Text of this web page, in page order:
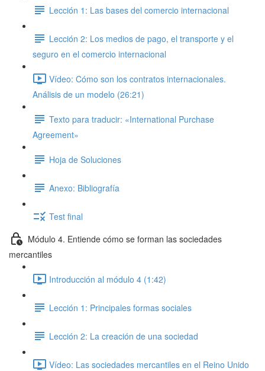
Lección 1: Las bases del comercio internacional
Lección 2: Los medios de pago, el transporte y el
seguro en el comercio internacional
Vídeo: Cómo son los contratos internacionales.
Análisis de un modelo (26:21)
Texto para traducir: «International Purchase
Agreement»
Hoja de Soluciones
Anexo: Bibliografía
Test final
Módulo 4. Entiende cómo se forman las sociedades
mercantiles
Introducción al módulo 4 (1:42)
Lección 1: Principales formas sociales
Lección 2: La creación de una sociedad
Vídeo: Las sociedades mercantiles en el Reino Unido